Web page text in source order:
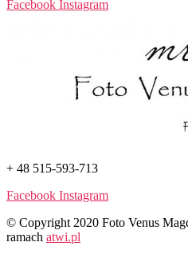
Facebook Instagram
+ 48 515-593-713
Facebook Instagram
© Copyright 2020 Foto Venus
ramach atwi.pl